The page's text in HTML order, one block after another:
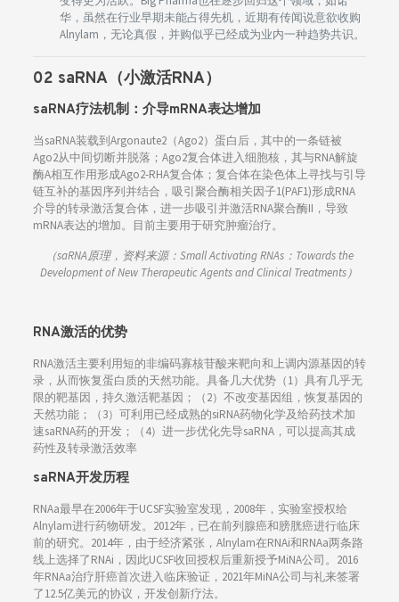
华，虽然在行业早期未能占得先机，近期有传闻说意欲收购
Alnylam，无论真假，并购似乎已经成为业内一种趋势共识。
02 saRNA（小激活RNA）
saRNA疗法机制：介导mRNA表达增加
当saRNA装载到Argonaute2（Ago2）蛋白后，其中的一条链被
Ago2从中间切断并脱落；Ago2复合体进入细胞核，其与RNA解旋
酶A相互作用形成Ago2-RHA复合体；复合体在染色体上寻找与引导
链互补的基因序列并结合，吸引聚合酶相关因子1(PAF1)形成RNA
介导的转录激活复合体，进一步吸引并激活RNA聚合酶II，导致
mRNA表达的增加。目前主要用于研究肿瘤治疗。
（saRNA原理，资料来源：Small Activating RNAs：Towards the
Development of New Therapeutic Agents and Clinical Treatments）
RNA激活的优势
RNA激活主要利用短的非编码寡核苷酸来靶向和上调内源基因的转
录，从而恢复蛋白质的天然功能。具备几大优势（1）具有几乎无
限的靶基因，持久激活靶基因；（2）不改变基因组，恢复基因的
天然功能；（3）可利用已经成熟的siRNA药物化学及给药技术加
速saRNA药的开发；（4）进一步优化先导saRNA，可以提高其成
药性及转录激活效率
saRNA开发历程
RNAa最早在2006年于UCSF实验室发现，2008年，实验室授权给
Alnylam进行药物研发。2012年，已在前列腺癌和膀胱癌进行临床
前的研究。2014年，由于经济紧张，Alnylam在RNAi和RNAa两条路
线上选择了RNAi，因此UCSF收回授权后重新授予MiNA公司。2016
年RNAa治疗肝癌首次进入临床验证，2021年MiNA公司与礼来签署
了12.5亿美元的协议，开发创新疗法。